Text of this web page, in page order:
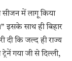
में लागू किया
इसके साथ ही बिहार
दी कि जल्द ही राज्य
गया जी से दिल्ली,